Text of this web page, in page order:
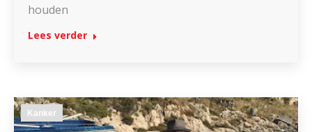
houden
Lees verder
Kanker